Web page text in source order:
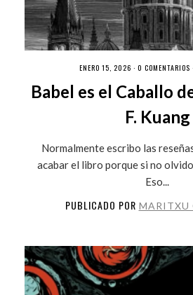
ENERO 15, 2026 · 0 COMENTARIOS
Babel es el Caballo
F. Kuang
Normalmente escribo las
acabar el libro porque si no
Eso...
PUBLICADO POR MARITXU